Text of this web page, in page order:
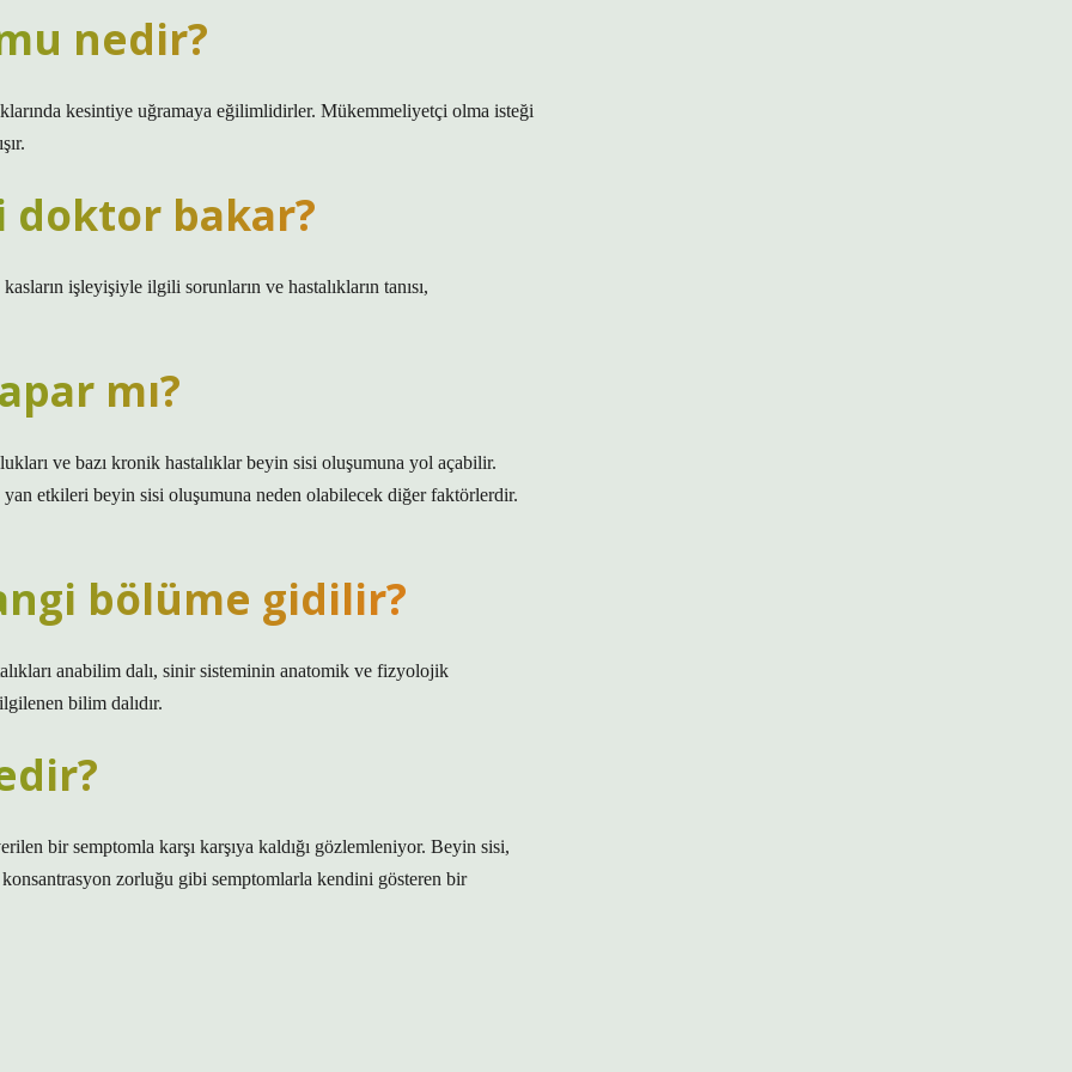
nedir?
kesintiye uğramaya eğilimlidirler. Mükemmeliyetçi olma isteği
doktor bakar?
işleyişiyle ilgili sorunların ve hastalıkların tanısı,
mı?
ve bazı kronik hastalıklar beyin sisi oluşumuna yol açabilir.
etkileri beyin sisi oluşumuna neden olabilecek diğer faktörlerdir.
bölüme gidilir?
anabilim dalı, sinir sisteminin anatomik ve fizyolojik
bilim dalıdır.
bir semptomla karşı karşıya kaldığı gözlemleniyor. Beyin sisi,
zorluğu gibi semptomlarla kendini gösteren bir